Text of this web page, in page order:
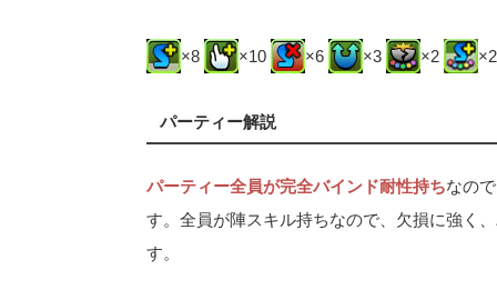
×8 ×10 ×6 ×3 ×2 ×2
パーティー解説
パーティー全員が完全バインド耐性持ちなの
す。全員が陣スキル持ちなので、欠損に強く
す。